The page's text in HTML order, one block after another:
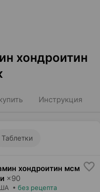
хондроитин
Инструкция
Таблетки
хондроитин мсм
×90
• без рецепта